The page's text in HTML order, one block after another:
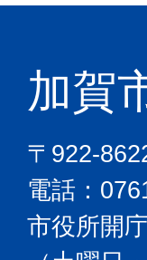
加賀
〒922-
電話：
市役所開